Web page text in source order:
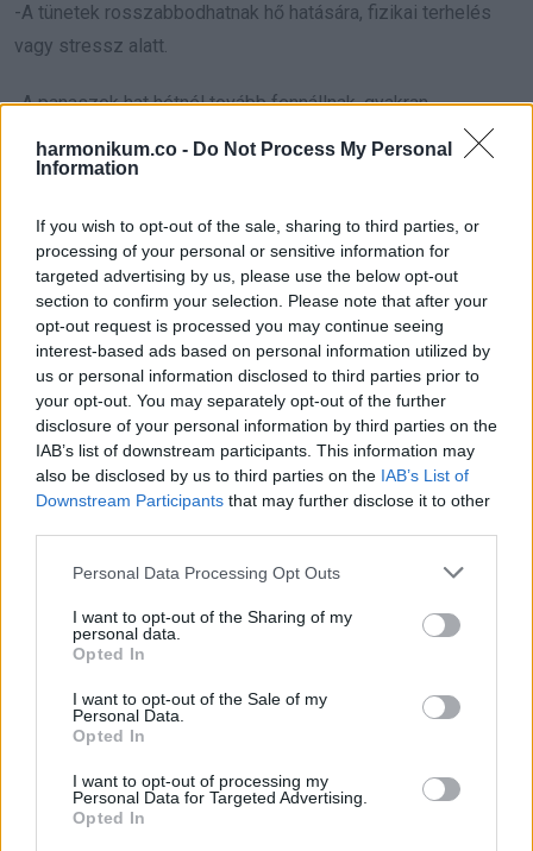
harmonikum.co - Do Not Process My Personal
Information
If you wish to opt-out of the sale, sharing to third parties, or
processing of your personal or sensitive information for
targeted advertising by us, please use the below opt-out
section to confirm your selection. Please note that after your
opt-out request is processed you may continue seeing
interest-based ads based on personal information utilized by
us or personal information disclosed to third parties prior to
your opt-out. You may separately opt-out of the further
disclosure of your personal information by third parties on the
IAB’s list of downstream participants. This information may
also be disclosed by us to third parties on the IAB’s List of
Downstream Participants that may further disclose it to other
Please note that this website/app uses one or more Google
not limited to your visit or usage behaviour. You may click to
grant or deny consent to Google and its third-party tags to
use your data for below specified purposes in below Google
consent section.
Personal Data Processing Opt Outs
I want to opt-out of the Sharing of my
personal data.
Opted In
I want to opt-out of the Sale of my
Personal Data.
Opted In
I want to opt-out of processing my
Personal Data for Targeted Advertising.
Opted In
-A tünetek rosszabbodhatnak hő hatására, fizikai terhelés
vagy stressz alatt.
-A panaszok hat hétnél tovább fennállnak, gyakran
visszatérnek, hónapokig vagy akár évekig.
Enyhülés és kezelési
lehetőségek
csalánkiütésről van-e szó. A legtöbbször az orvos már a
fizikális vizsgálat során, a bőrön látható tipikus elváltozások
alapján fel tudja állítani a diagnózist.
Ha felmerül allergia gyanúja, az orvos javasolhat:
-laborvizsgálatot (vérvételt)